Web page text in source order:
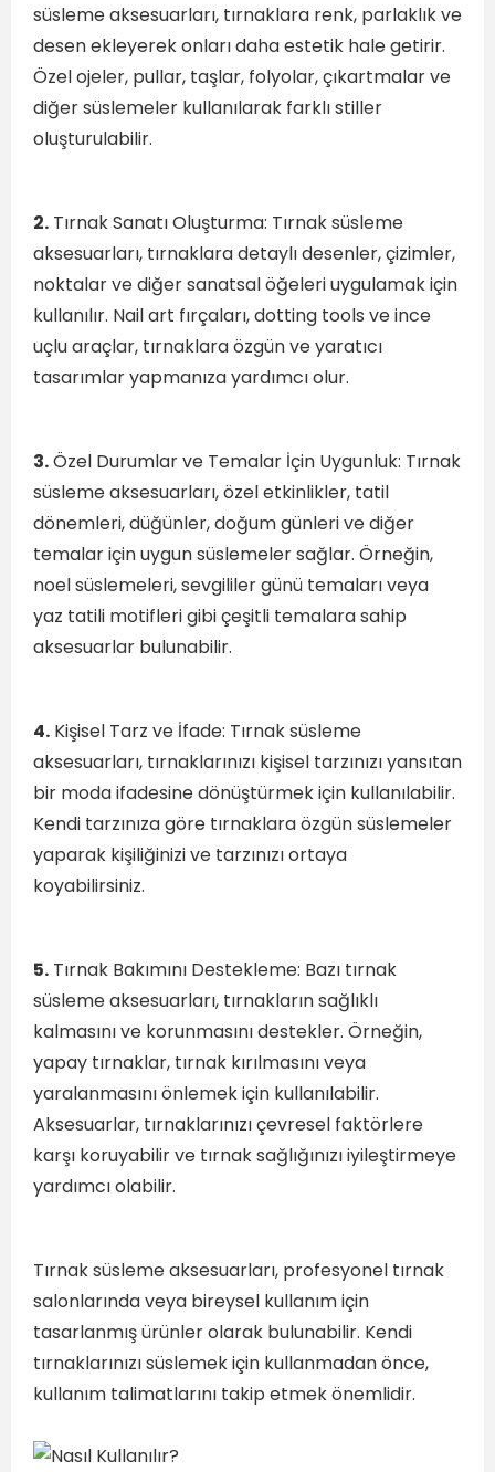
süsleme aksesuarları, tırnaklara renk, parlaklık ve
desen ekleyerek onları daha estetik hale getirir.
Özel ojeler, pullar, taşlar, folyolar, çıkartmalar ve
diğer süslemeler kullanılarak farklı stiller
oluşturulabilir.
2. Tırnak Sanatı Oluşturma: Tırnak süsleme
aksesuarları, tırnaklara detaylı desenler, çizimler,
noktalar ve diğer sanatsal öğeleri uygulamak için
kullanılır. Nail art fırçaları, dotting tools ve ince
uçlu araçlar, tırnaklara özgün ve yaratıcı
tasarımlar yapmanıza yardımcı olur.
3.Özel Durumlar ve Temalar İçin Uygunluk: Tırnak
süsleme aksesuarları, özel etkinlikler, tatil
dönemleri, düğünler, doğum günleri ve diğer
temalar için uygun süslemeler sağlar. Örneğin,
noel süslemeleri, sevgililer günü temaları veya
yaz tatili motifleri gibi çeşitli temalara sahip
aksesuarlar bulunabilir.
4. Kişisel Tarz ve İfade: Tırnak süsleme
aksesuarları, tırnaklarınızı kişisel tarzınızı yansıtan
bir moda ifadesine dönüştürmek için kullanılabilir.
Kendi tarzınıza göre tırnaklara özgün süslemeler
yaparak kişiliğinizi ve tarzınızı ortaya
koyabilirsiniz.
5. Tırnak Bakımını Destekleme: Bazı tırnak
süsleme aksesuarları, tırnakların sağlıklı
kalmasını ve korunmasını destekler. Örneğin,
yapay tırnaklar, tırnak kırılmasını veya
yaralanmasını önlemek için kullanılabilir.
Aksesuarlar, tırnaklarınızı çevresel faktörlere
karşı koruyabilir ve tırnak sağlığınızı iyileştirmeye
yardımcı olabilir.
Tırnak süsleme aksesuarları, profesyonel tırnak
salonlarında veya bireysel kullanım için
tasarlanmış ürünler olarak bulunabilir. Kendi
tırnaklarınızı süslemek için kullanmadan önce,
kullanım talimatlarını takip etmek önemlidir.